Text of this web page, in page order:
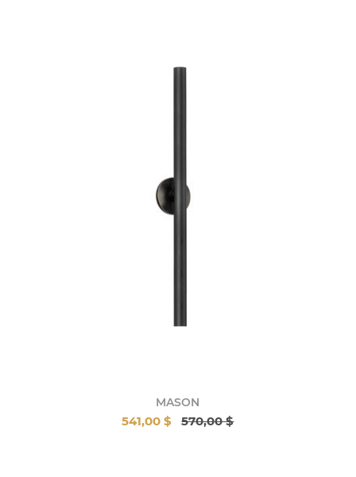
MASON
541,00 $ 570,00 $